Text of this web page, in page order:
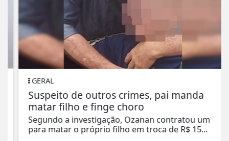
GERAL
Suspeito de outros crimes, pai manda
matar filho e finge choro
Segundo a investigação, Ozanan contratou um
para matar o próprio filho em troca de R$ 15...